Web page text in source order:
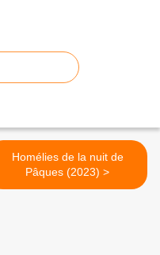
Homélies de la nuit de
Pâques (2023) >